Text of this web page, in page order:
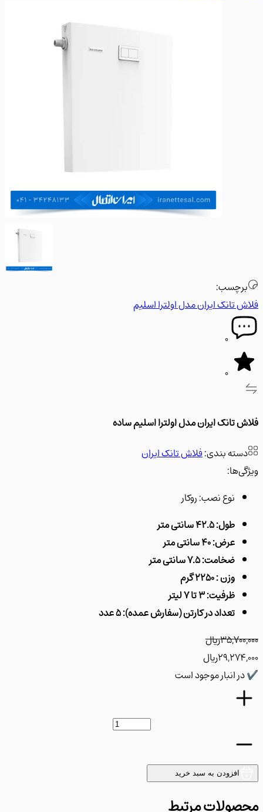
تانک ایران مدل اولترا اسلیم
0
0
تانک ایران مدل اولترا اسلیم ساده
بندی:فلاش تانک ایران
نوع نصب:روکار
طول: 42.5 سانتی متر
عرض: 40 سانتی متر
ضخامت: 7.5 سانتی متر
وزن : 2250 گرم
ظرفیت: 3 تا 7 لیتر
تعداد در کارتن (سفارش عمده): 5 عدد
﷼
﷼
انبار موجود است
افزودن به سبد خرید
مرتبط